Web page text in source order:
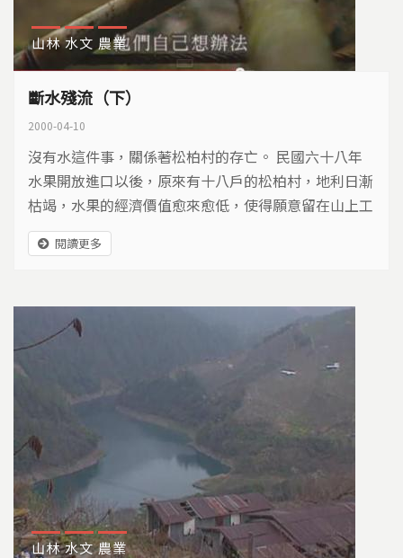
山林 水文 農業
斷水殘流（下）
2000-04-10
沒有水這件事，關係著松柏村的存亡。 民國六十八年
水果開放進口以後，原來有十八戶的松柏村，地利日漸
枯竭，水果的經濟價值愈來愈低，使得願意留在山上工
作的年輕人愈來愈少，現在住在松柏村的只剩下三戶不
到十個人。
閱讀更多
山林 水文 農業